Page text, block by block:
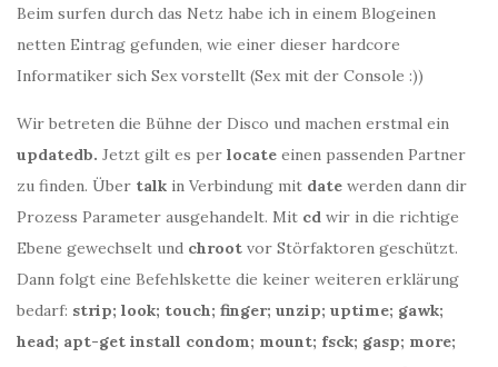
Beim surfen durch das Netz habe ich in einem Blogeinen
netten Eintrag gefunden, wie einer dieser hardcore
Informatiker sich Sex vorstellt (Sex mit der Console :))
Wir betreten die Bühne der Disco und machen erstmal ein
updatedb. Jetzt gilt es per locate einen passenden Partner
zu finden. Über talk in Verbindung mit date werden dann dir
Prozess Parameter ausgehandelt. Mit cd wir in die richtige
Ebene gewechselt und chroot vor Störfaktoren geschützt.
Dann folgt eine Befehlskette die keiner weiteren erklärung
bedarf: strip; look; touch; finger; unzip; uptime; gawk;
head; apt-get install condom; mount; fsck; gasp; more;